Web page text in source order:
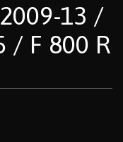
13 /
/ F 800 R